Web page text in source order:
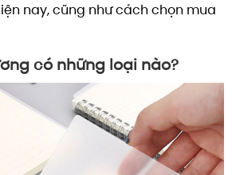
nay, cũng như cách chọn mua
có những loại nào?